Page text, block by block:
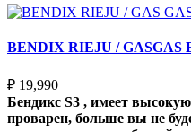
BENDIX RIEJU / GASGAS
₽ 19,990
Бендикс S3 , имеет
проварен, больше вы не